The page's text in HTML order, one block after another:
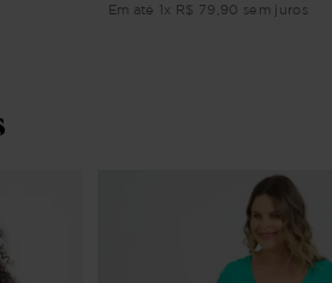
Em até 1 x R$ 79 90 sem juros